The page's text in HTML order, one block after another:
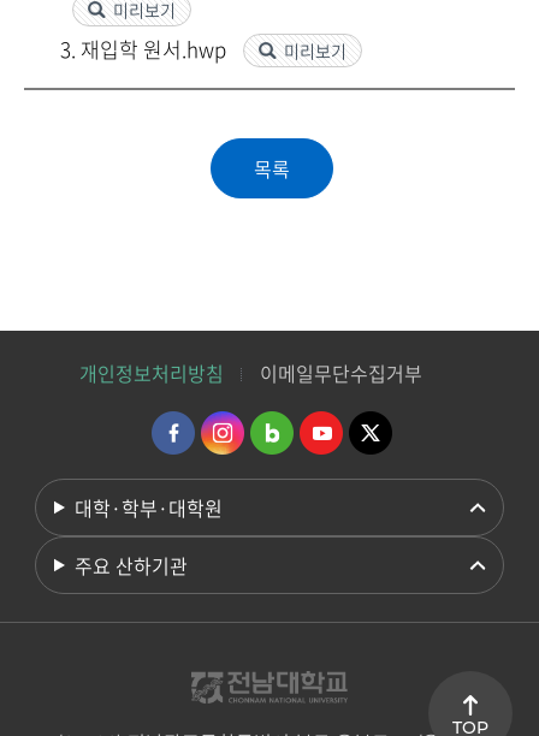
미리보기
3. 재입학 원서.hwp 미리보기
개인정보처리방침 이메일무단수집거부
대학·학부·대학원
주요 산하기관
TOP